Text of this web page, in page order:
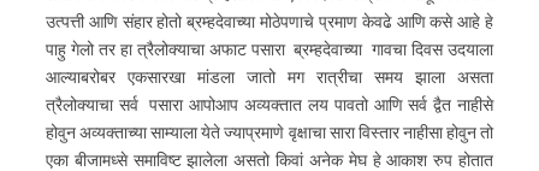
उत्पत्ती आणि संहार होतो ब्रम्हदेवाच्या मोठेपणाचे प्रमाण केवढे आणि कसे आहे हे
पाहु गेलो तर हा त्रैलोक्याचा अफाट पसारा ब्रम्हदेवाच्या गावचा दिवस उदयाला
आल्याबरोबर एकसारखा मांडला जातो मग रात्रीचा समय झाला असता
त्रैलोक्याचा सर्व पसारा आपोआप अव्यक्तात लय पावतो आणि सर्व द्वैत नाहीसे
होवुन अव्यक्ताच्या साम्याला येते ज्याप्रमाणे वृक्षाचा सारा विस्तार नाहीसा होवुन तो
एका बीजामध्से समाविष्ट झालेला असतो किवां अनेक मेघ हे आकाश रुप होतात